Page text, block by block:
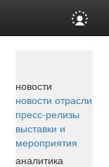
новости
новости отрасли
пресс-релизы
выставки и
мероприятия
аналитика